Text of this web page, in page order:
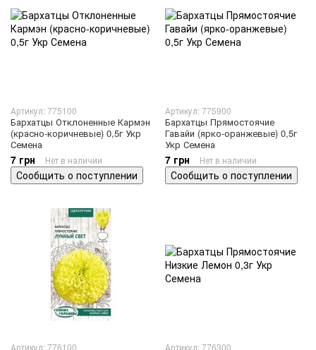
Артикул: 775100
Бархатцы Отклоненные Кармэн
(красно-коричневые) 0,5г Укр
Семена
7 грн Нет в наличии
Сообщить о поступлении
Артикул: 775900
Бархатцы Прямостоячие
Гавайи (ярко-оранжевые) 0,5г
Укр Семена
7 грн Нет в наличии
Сообщить о поступлении
Артикул: 776100 Артикул: 776300